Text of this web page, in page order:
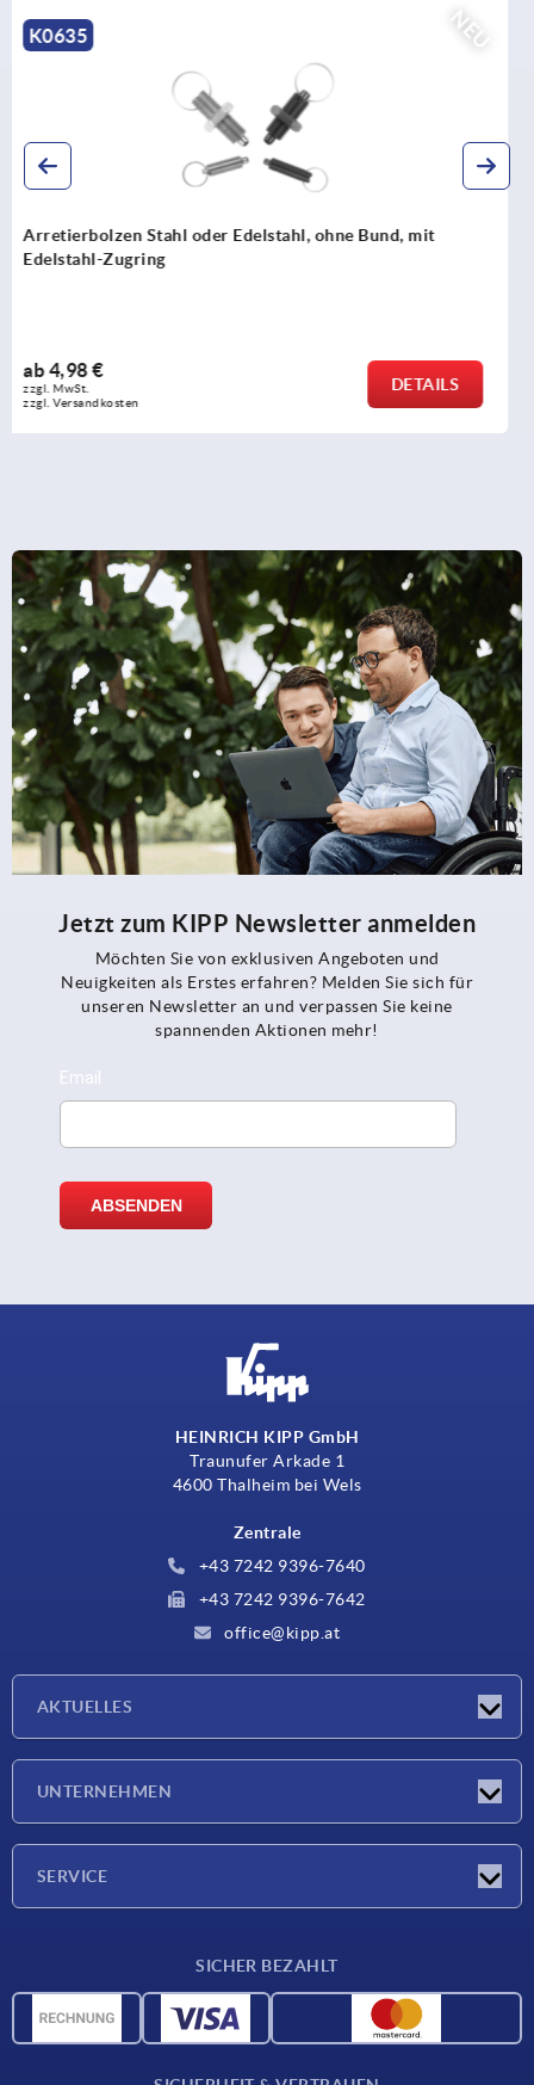
NEU
K0342
Arretierbolzen Stahl oder Edelstahl, mit Edelstahl-
Zugring
ab4,64 €
zzgl. MwSt.
zzgl. Versandkosten
DETAILS
Jetzt zum KIPP Newsletter anmelden
Möchten Sie von exklusiven Angeboten und
Neuigkeiten als Erstes erfahren? Melden Sie sich für
unseren Newsletter an und verpassen Sie keine
spannenden Aktionen mehr!
HEINRICH KIPP GmbH
Traunufer Arkade 1
4600 Thalheim bei Wels
Zentrale
+43 7242 9396-7640
+43 7242 9396-7642
office@kipp.at
AKTUELLES
UNTERNEHMEN
SERVICE
CAD-Daten
SICHER BEZAHLT